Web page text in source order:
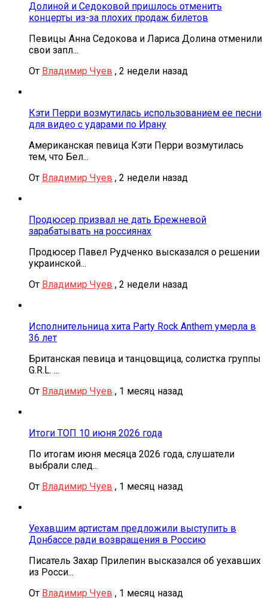
Долиной и Седоковой пришлось отменить
концерты из-за плохих продаж билетов
Певицы Анна Седокова и Лариса Долина отменили
свои запл...
От Владимир Чуев , 2 недели назад
Кэти Перри возмутилась использованием ее песни
для видео с ударами по Ирану
Американская певица Кэти Перри возмутилась
тем, что Бел...
От Владимир Чуев , 2 недели назад
Продюсер призвал не дать Брежневой
зарабатывать на россиянах
Продюсер Павел Рудченко высказался о решении
украинской...
От Владимир Чуев , 2 недели назад
Исполнительница хита Party Rock Anthem умерла в
36 лет
Британская певица и танцовщица, солистка группы
G.R.L. ...
От Владимир Чуев , 1 месяц назад
Итоги ТОП 10 июня 2026 года
По итогам июня месяца 2026 года, слушатели
выбрали след...
От Владимир Чуев , 1 месяц назад
Уехавшим артистам предложили выступить в
Донбассе ради возвращения в Россию
Писатель Захар Прилепин высказался об уехавших
из Росси...
От Владимир Чуев , 1 месяц назад